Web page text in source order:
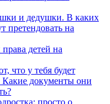
и дедушки. В каких
претендовать на
детей на
что у тебя будет
Какие документы они